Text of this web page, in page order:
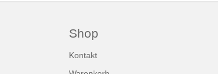
Shop
Kontakt